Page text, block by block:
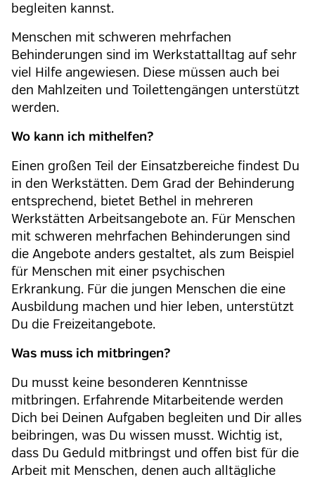
begleiten kannst.
Menschen mit schweren mehrfachen
Behinderungen sind im Werkstattalltag auf sehr
viel Hilfe angewiesen. Diese müssen auch bei
den Mahlzeiten und Toilettengängen unterstützt
werden.
Wo kann ich mithelfen?
Einen großen Teil der Einsatzbereiche findest Du
in den Werkstätten. Dem Grad der Behinderung
entsprechend, bietet Bethel in mehreren
Werkstätten Arbeitsangebote an. Für Menschen
mit schweren mehrfachen Behinderungen sind
die Angebote anders gestaltet, als zum Beispiel
für Menschen mit einer psychischen
Erkrankung. Für die jungen Menschen die eine
Ausbildung machen und hier leben, unterstützt
Du die Freizeitangebote.
Was muss ich mitbringen?
Du musst keine besonderen Kenntnisse
mitbringen. Erfahrende Mitarbeitende werden
Dich bei Deinen Aufgaben begleiten und Dir alles
beibringen, was Du wissen musst. Wichtig ist,
dass Du Geduld mitbringst und offen bist für die
Arbeit mit Menschen, denen auch alltägliche